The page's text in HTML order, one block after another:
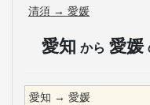
清須 → 愛媛
愛知 から 愛媛
愛知 → 愛媛